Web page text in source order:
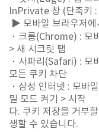
InPrivate 창 (단축키
▶ 모바일 브라우저
･ 크롬(Chrome) : 모
> 새 시크릿 탭
･ 사파리(Safari) : 모
모든 쿠키 차단
･ 삼성 인터넷 : 모바
밀 모드 켜기 > 시작
다. 쿠키 저장을 거부
생할 수 있습니다.